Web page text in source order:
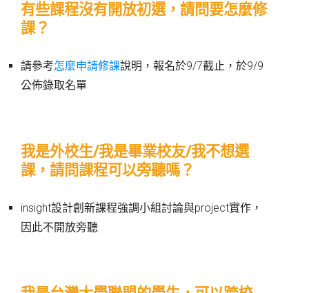
有些課程沒有開放初選，請問要怎麼修
課？
請參考怎麼申請修課說明，報名於9/7截止，於9/9
公佈錄取名單
我是外校生/我是畢業校友/我不想選
課，請問課程可以旁聽嗎？
insight設計創新課程強調小組討論與project實作，
因此不開放旁聽